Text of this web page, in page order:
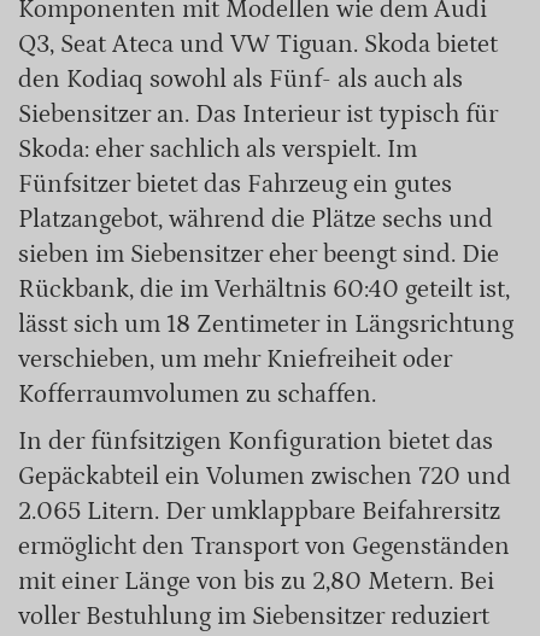
Komponenten mit Modellen wie dem Audi
Q3, Seat Ateca und VW Tiguan. Skoda bietet
den Kodiaq sowohl als Fünf- als auch als
Siebensitzer an. Das Interieur ist typisch für
Skoda: eher sachlich als verspielt. Im
Fünfsitzer bietet das Fahrzeug ein gutes
Platzangebot, während die Plätze sechs und
sieben im Siebensitzer eher beengt sind. Die
Rückbank, die im Verhältnis 60:40 geteilt ist,
lässt sich um 18 Zentimeter in Längsrichtung
verschieben, um mehr Kniefreiheit oder
Kofferraumvolumen zu schaffen.
In der fünfsitzigen Konfiguration bietet das
Gepäckabteil ein Volumen zwischen 720 und
2.065 Litern. Der umklappbare Beifahrersitz
ermöglicht den Transport von Gegenständen
mit einer Länge von bis zu 2,80 Metern. Bei
voller Bestuhlung im Siebensitzer reduziert